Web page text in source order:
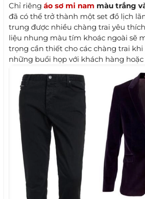
Chỉ riêng áo sơ mi nam màu trắng
đã có thể trở thành một set đồ lịch
trung được nhiều chàng trai yêu
liệu nhung màu tím khoác ngoài sẽ
trọng cần thiết cho các chàng trai
những buổi họp với khách hàng